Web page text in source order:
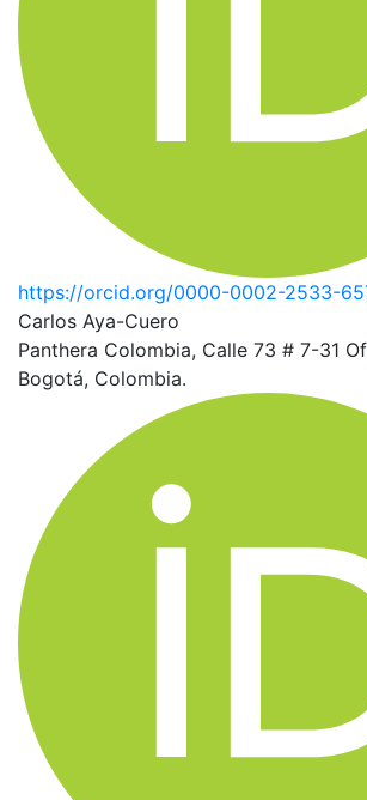
https://orcid.org/0000-0002-2533-
Carlos Aya-Cuero
Panthera Colombia, Calle 73 # 7-31
Bogotá, Colombia.